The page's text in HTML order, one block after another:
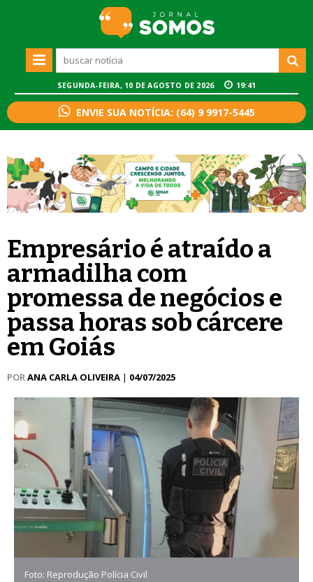
SEGUNDA-FEIRA, 10 DE AGOSTO DE 2026 19:41
ENVIE SUA NOTÍCIA: (64) 9 9917-5445
Empresário é atraído a
armadilha com
promessa de negócios e
passa horas sob cárcere
em Goiás
PORANA CARLA OLIVEIRA | 04/07/2025
Foto: Reprodução Polícia Civil